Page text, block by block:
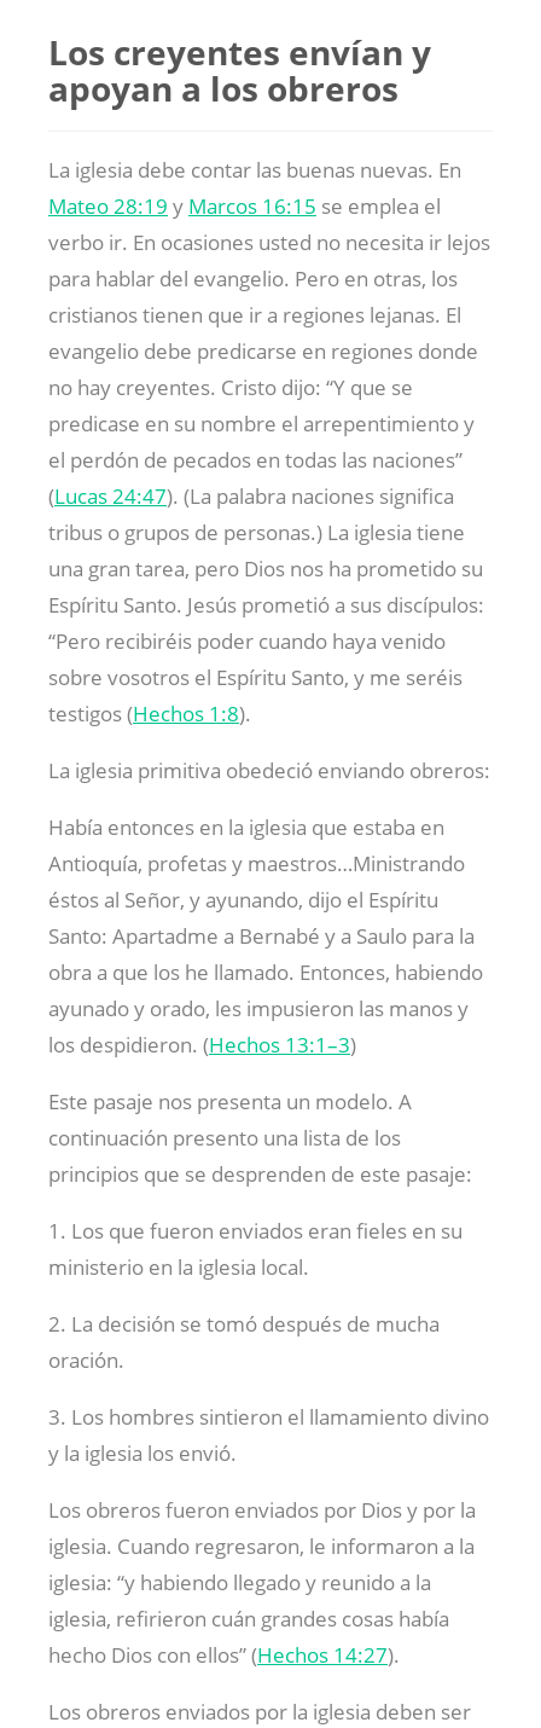
Los creyentes envían y
apoyan a los obreros
La iglesia debe contar las buenas nuevas. En
Mateo 28:19 y Marcos 16:15 se emplea el
verbo ir. En ocasiones usted no necesita ir lejos
para hablar del evangelio. Pero en otras, los
cristianos tienen que ir a regiones lejanas. El
evangelio debe predicarse en regiones donde
no hay creyentes. Cristo dijo: “Y que se
predicase en su nombre el arrepentimiento y
el perdón de pecados en todas las naciones”
(Lucas 24:47). (La palabra naciones significa
tribus o grupos de personas.) La iglesia tiene
una gran tarea, pero Dios nos ha prometido su
Espíritu Santo. Jesús prometió a sus discípulos:
“Pero recibiréis poder cuando haya venido
sobre vosotros el Espíritu Santo, y me seréis
testigos (Hechos 1:8).
La iglesia primitiva obedeció enviando obreros:
Había entonces en la iglesia que estaba en
Antioquía, profetas y maestros…Ministrando
éstos al Señor, y ayunando, dijo el Espíritu
Santo: Apartadme a Bernabé y a Saulo para la
obra a que los he llamado. Entonces, habiendo
ayunado y orado, les impusieron las manos y
los despidieron. (Hechos 13:1–3)
Este pasaje nos presenta un modelo. A
continuación presento una lista de los
principios que se desprenden de este pasaje:
1. Los que fueron enviados eran fieles en su
ministerio en la iglesia local.
2. La decisión se tomó después de mucha
oración.
3. Los hombres sintieron el llamamiento divino
y la iglesia los envió.
Los obreros fueron enviados por Dios y por la
iglesia. Cuando regresaron, le informaron a la
iglesia: “y habiendo llegado y reunido a la
iglesia, refirieron cuán grandes cosas había
hecho Dios con ellos” (Hechos 14:27).
Los obreros enviados por la iglesia deben ser